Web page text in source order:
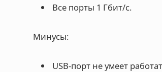
Все порты 1 Гбит/с.
Минусы:
USB-порт не умеет